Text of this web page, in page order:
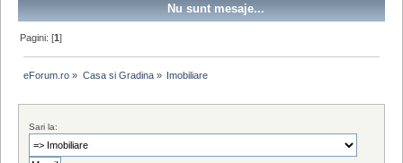
Nu sunt mesaje...
Pagini: [1]
eForum.ro » Casa si Gradina» Imobiliare
Sari la: